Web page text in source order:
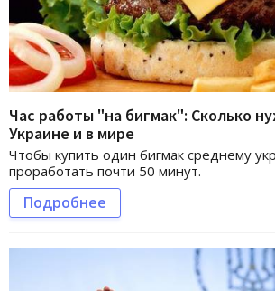
Час работы "на бигмак": Сколько
Украине и в мире
Чтобы купить один бигмак среднему
проработать почти 50 минут.
Подробнее